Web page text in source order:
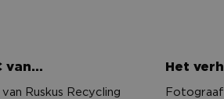
van…
Ruskus Recycling
Het